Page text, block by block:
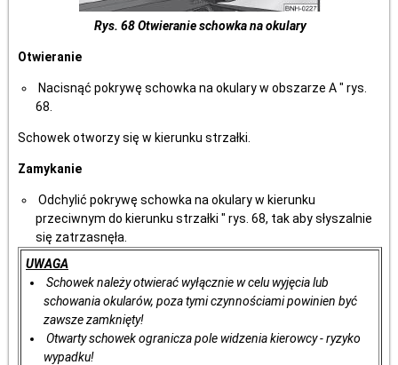
Rys. 68 Otwieranie schowka na okulary
Otwieranie
Nacisnąć pokrywę schowka na okulary w obszarze A " rys.
68.
Schowek otworzy się w kierunku strzałki.
Zamykanie
Odchylić pokrywę schowka na okulary w kierunku
przeciwnym do kierunku strzałki " rys. 68, tak aby słyszalnie
się zatrzasnęła.
UWAGA
Schowek należy otwierać wyłącznie w celu wyjęcia lub
schowania okularów, poza tymi czynnościami powinien być
zawsze zamknięty!
Otwarty schowek ogranicza pole widzenia kierowcy - ryzyko
wypadku!